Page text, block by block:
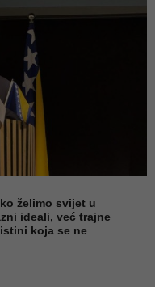
želimo svijet u
ideali, već trajne
koja se ne